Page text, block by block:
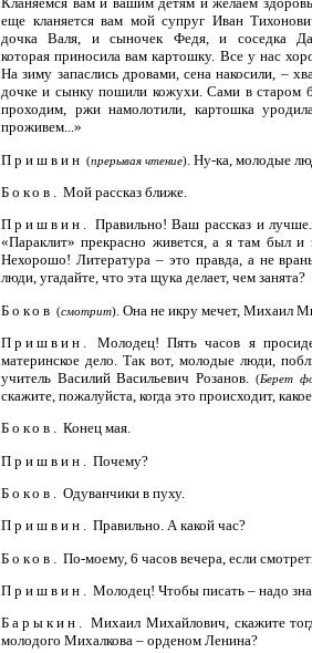
еще кланяется вам мой супруг Иван
дочка Валя, и сыночек Федя, и соседка
которая приносила вам картошку. Все у нас
На зиму запаслись дровами, сена накосили, –
дочке и сынку пошили кожухи. Сами в старом
проходим, ржи намолотили, картошка
проживем...»
Пришвин (прерывая чтение) . Ну-ка, молодые
Боков.
Мой рассказ ближе.
Пришвин. Правильно! Ваш рассказ и
«Параклит» прекрасно живется, а я там был
Нехорошо! Литература – это правда, а не
люди, угадайте, что эта щука делает, чем занята?
Боков (смотрит) . Она не икру мечет, Михаил
Пришвин.
Молодец! Пять часов я
материнское дело. Так вот, молодые люди,
учитель Василий Васильевич Розанов.
(Берет
скажите, пожалуйста, когда это происходит,
Боков. Конец мая.
Пришвин.
Почему?
Боков.
Одуванчики в пуху.
Пришвин. Правильно. А какой час?
Боков.
По-моему, 6 часов вечера, если
Пришвин.
Молодец! Чтобы писать – надо
Барыкин. Михаил Михайлович, скажите
молодого Михалкова – орденом Ленина?